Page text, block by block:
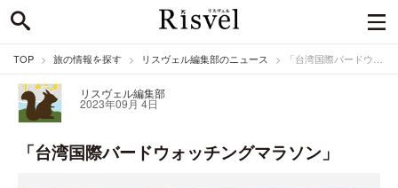
TOP 旅の情報を探す リスヴェル編集部のニュース 「台湾国際バードウォッチングマラソン」
リスヴェル編集部
2023年09月 4日
「台湾国際バードウォッチングマラソン」